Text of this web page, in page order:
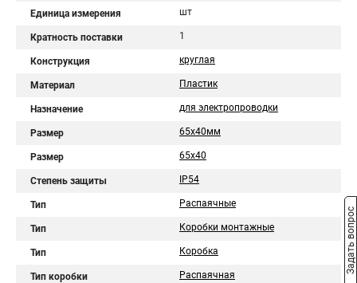
Единица измерения шт
Кратность поставки 1
Конструкция круглая
Материал Пластик
Назначение для электропроводки
Размер 65х40мм
Размер 65х40
Степень защиты IP54
Тип Распаячные
Тип Коробки монтажные
Тип Коробка
Тип коробки Распаячная Задать вопрос